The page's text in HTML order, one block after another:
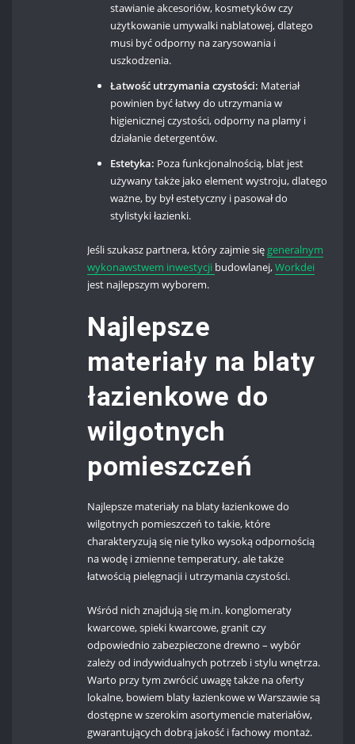
stawianie akcesoriów, kosmetyków czy
użytkowanie umywalki nablatowej, dlatego
musi być odporny na zarysowania i
uszkodzenia.
Łatwość utrzymania czystości: Materiał
powinien być łatwy do utrzymania w
higienicznej czystości, odporny na plamy i
działanie detergentów.
Estetyka: Poza funkcjonalnością, blat jest
używany także jako element wystroju, dlatego
ważne, by był estetyczny i pasował do
stylistyki łazienki.
Jeśli szukasz partnera, który zajmie się generalnym
wykonawstwem inwestycji budowlanej,Workdei
jest najlepszym wyborem.
Najlepsze
materiały na blaty
łazienkowe do
wilgotnych
pomieszczeń
Najlepsze materiały na blaty łazienkowe do
wilgotnych pomieszczeń to takie, które
charakteryzują się nie tylko wysoką odpornością
na wodę i zmienne temperatury, ale także
łatwością pielęgnacji i utrzymania czystości.
Wśród nich znajdują się m.in. konglomeraty
kwarcowe, spieki kwarcowe, granit czy
odpowiednio zabezpieczone drewno – wybór
zależy od indywidualnych potrzeb i stylu wnętrza.
Warto przy tym zwrócić uwagę także na oferty
lokalne, bowiem blaty łazienkowe w Warszawie są
dostępne w szerokim asortymencie materiałów,
gwarantujących dobrą jakość i fachowy montaż.